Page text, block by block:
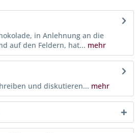
in Anlehnung an die
auf den Feldern, hat... mehr
und diskutieren... mehr